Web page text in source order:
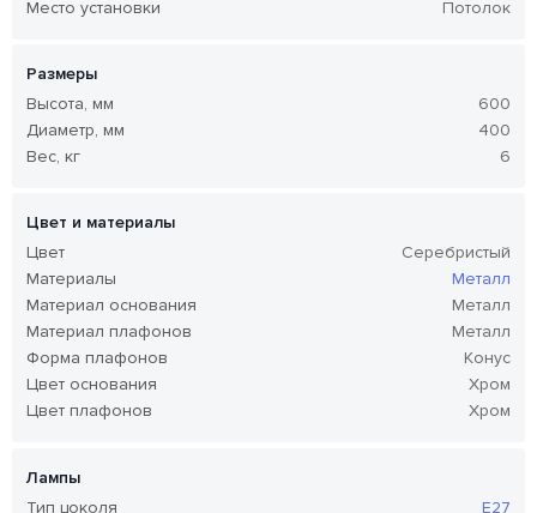
Место установки
Потолок
Размеры
Высота, мм
600
Диаметр, мм
400
Вес, кг
6
Цвет и материалы
Цвет
Серебристый
Материалы
Металл
Материал основания
Металл
Материал плафонов
Металл
Форма плафонов
Конус
Цвет основания
Хром
Цвет плафонов
Хром
Лампы
Тип цоколя
E27